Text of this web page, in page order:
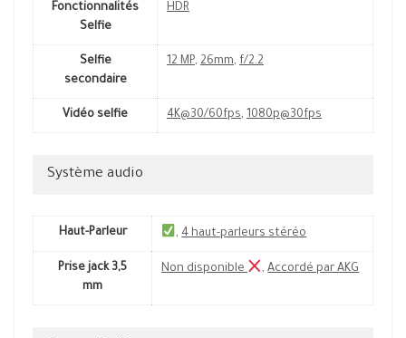
Fonctionnalités
Selfie
HDR
Selfie
secondaire
12 MP, 26mm, f/2.2
Vidéo selfie 4K@30/60fps, 1080p@30fps
Système audio
Haut-Parleur ,4 haut-parleurs stéréo
Prise jack 3,5
mm
Non disponible ,Accordé par AKG